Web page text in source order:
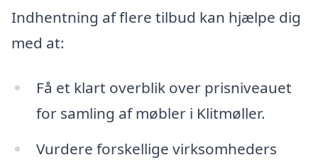
Indhentning af flere tilbud kan hjælpe dig
med at:
Få et klart overblik over prisniveauet
for samling af møbler i Klitmøller.
Vurdere forskellige virksomheders